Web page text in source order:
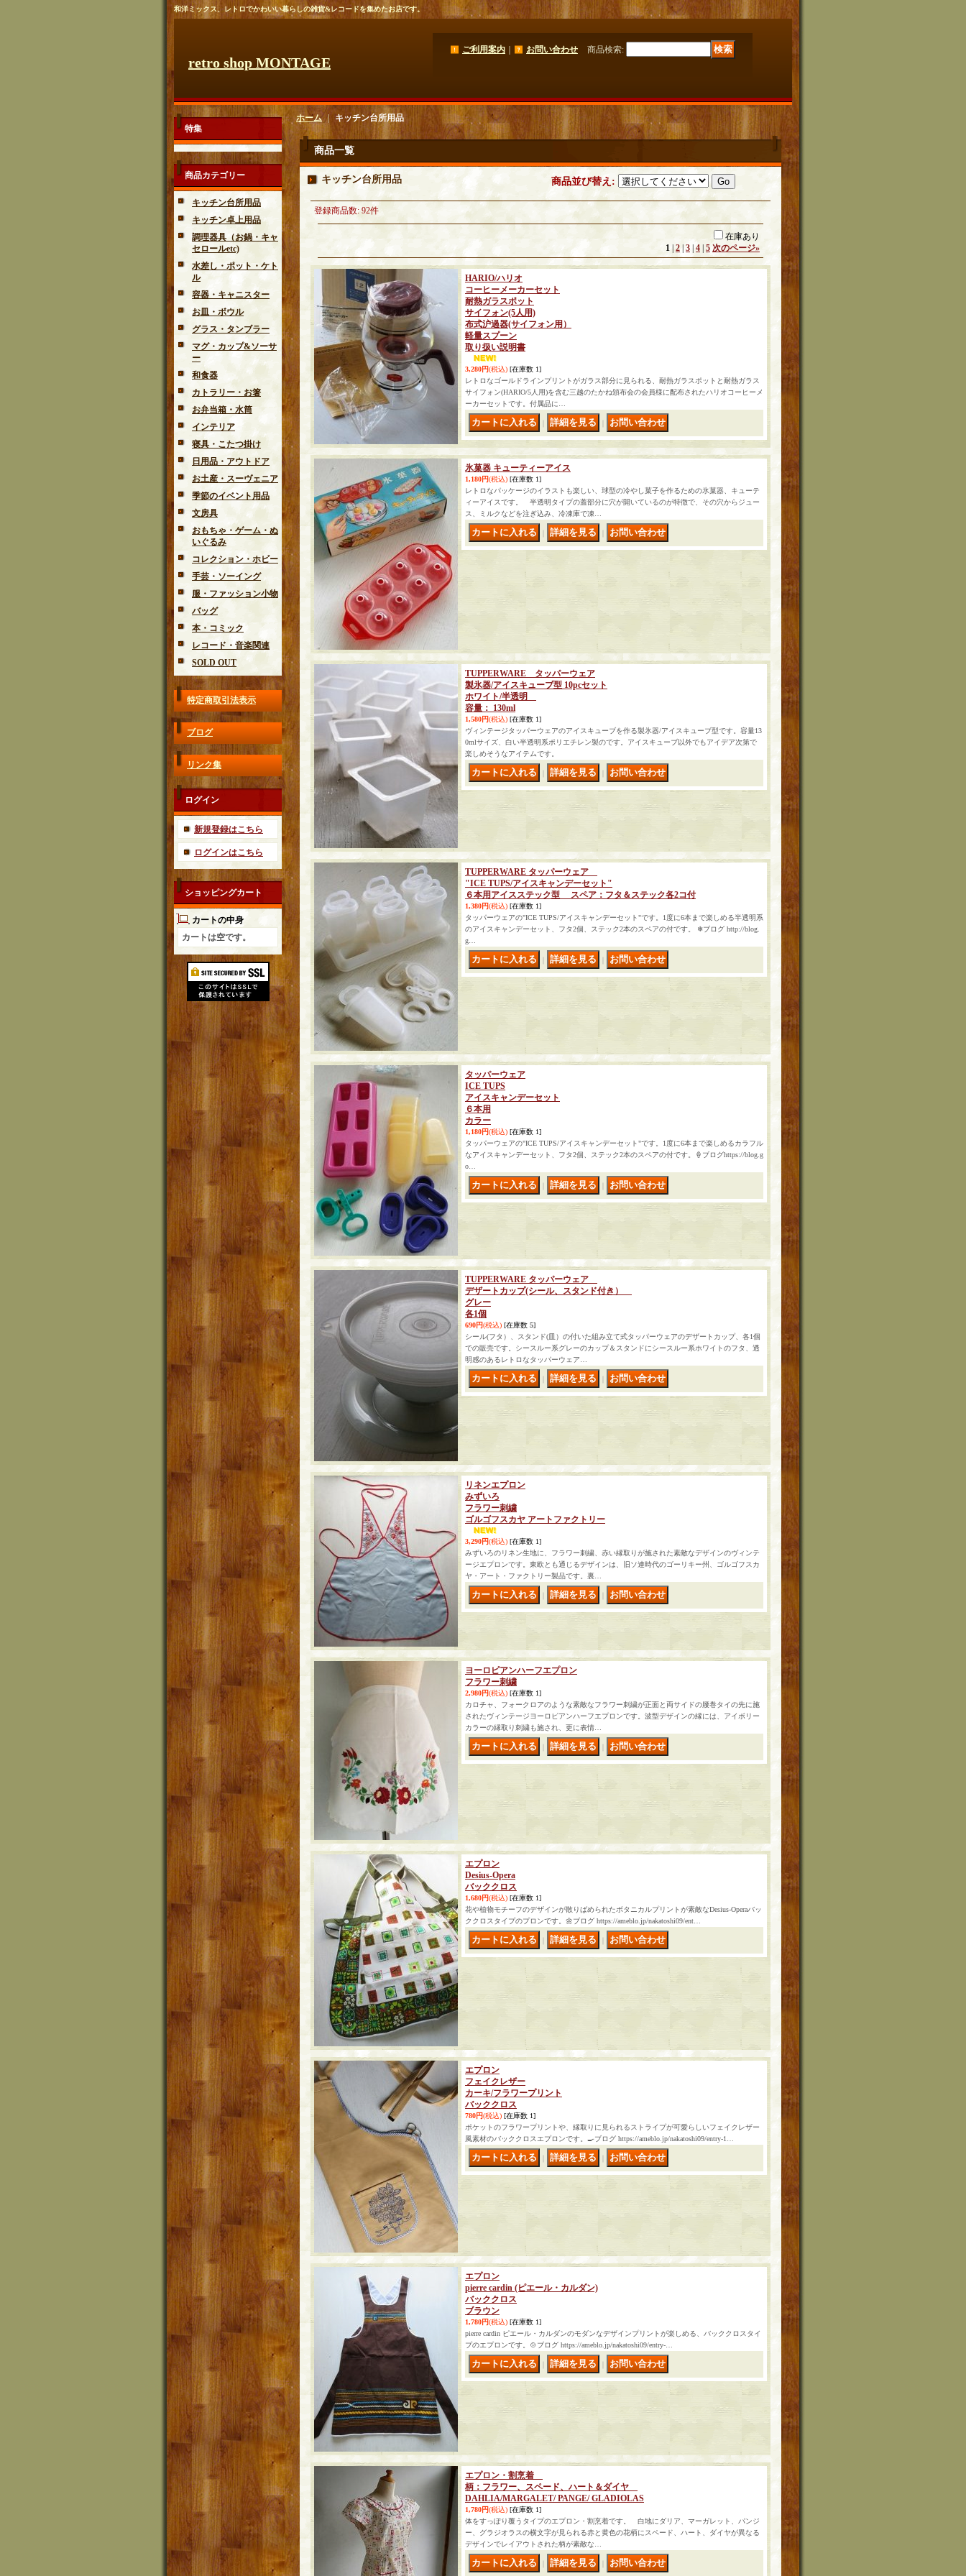
和洋ミックス、レトロでかわいい暮らしの雑貨&レコードを集めたお店です。
retro shop MONTAGE
ご利用案内 お問い合わせ 商品検索:
特集
商品カテゴリー
キッチン台所用品
キッチン卓上用品
調理器具（お鍋・キャ
セロールetc)
水差し・ポット・ケト
ル
容器・キャニスター
お皿・ボウル
グラス・タンブラー
マグ・カップ&ソーサ
ー
和食器
カトラリー・お箸
お弁当箱・水筒
インテリア
寝具・こたつ掛け
日用品・アウトドア
お土産・スーヴェニア
季節のイベント用品
文房具
おもちゃ・ゲーム・ぬ
いぐるみ
コレクション・ホビー
手芸・ソーイング
服・ファッション小物
バッグ
本・コミック
レコード・音楽関連
SOLD OUT
特定商取引法表示
ブログ
リンク集
ログイン
新規登録はこちら
ログインはこちら
ショッピングカート
カートの中身
カートは空です。
ホーム｜ キッチン台所用品
商品一覧
キッチン台所用品 商品並び替え :
登録商品数:92件
在庫あり
1 2 3 4 5 次のページ»
HARIO/ハリオ
コーヒーメーカーセット
耐熱ガラスポット
サイフォン(5人用)
布式沪過器(サイフォン用）
軽量スプーン
取り扱い説明書
3,280円(税込) [在庫数 1]
レトロなゴールドラインプリントがガラス部分に見られる、耐熱ガラスポットと耐熱ガラス
サイフォン(HARIO/5人用)を含む三越のたかね頒布会の会員様に配布されたハリオコーヒーメ
ーカーセットです。付属品に…
氷菓器 キューティーアイス
1,180円(税込) [在庫数 1]
レトロなパッケージのイラストも楽しい、球型の冷やし菓子を作るための氷菓器、キューテ
ィーアイスです。 半透明タイプの蓋部分に穴が開いているのが特徴で、その穴からジュー
ス、ミルクなどを注ぎ込み、冷凍庫で凍…
TUPPERWARE タッパーウェア
製氷器/アイスキューブ型 10pcセット
ホワイト/半透明
容量： 130ml
1,580円(税込) [在庫数 1]
ヴィンテージタッパーウェアのアイスキューブを作る製氷器/アイスキューブ型です。容量13
0mlサイズ、白い半透明系ポリエチレン製のです。アイスキューブ以外でもアイデア次第で
楽しめそうなアイテムです。
TUPPERWARE タッパーウェア
"ICE TUPS/アイスキャンデーセット"
６本用アイスステック型 スペア：フタ＆ステック各2コ付
1,380円(税込) [在庫数 1]
タッパーウェアの"ICE TUPS/アイスキャンデーセット"です。1度に6本まで楽しめる半透明系
のアイスキャンデーセット、フタ2個、ステック2本のスペアの付です。 ❄ブログ http://blog.
g…
タッパーウェア
ICE TUPS
アイスキャンデーセット
６本用
カラー
1,180円(税込) [在庫数 1]
タッパーウェアの"ICE TUPS/アイスキャンデーセット"です。1度に6本まで楽しめるカラフル
なアイスキャンデーセット、フタ2個、ステック2本のスペアの付です。🍦ブログhttps://blog.g
o…
TUPPERWARE タッパーウェア
デザートカップ(シール、スタンド付き）
グレー
各1個
690円(税込) [在庫数 5]
シール(フタ）、スタンド(皿）の付いた組み立て式タッパーウェアのデザートカップ、各1個
での販売です。シースルー系グレーのカップ＆スタンドにシースルー系ホワイトのフタ、透
明感のあるレトロなタッパーウェア…
リネンエプロン
みずいろ
フラワー刺繍
ゴルゴフスカヤ アートファクトリー
3,290円(税込) [在庫数 1]
みずいろのリネン生地に、フラワー刺繍、赤い縁取りが施された素敵なデザインのヴィンテ
ージエプロンです。東欧とも通じるデザインは、旧ソ連時代のゴーリキー州、ゴルゴフスカ
ヤ・アート・ファクトリー製品です。裏…
ヨーロピアンハーフエプロン
フラワー刺繍
2,980円(税込) [在庫数 1]
カロチャ、フォークロアのような素敵なフラワー刺繍が正面と両サイドの腰巻タイの先に施
されたヴィンテージヨーロピアンハーフエプロンです。波型デザインの縁には、アイボリー
カラーの縁取り刺繍も施され、更に表情…
エプロン
Desius-Opera
バッククロス
1,680円(税込) [在庫数 1]
花や植物モチーフのデザインが散りばめられたボタニカルプリントが素敵なDesius-Operaバッ
ククロスタイプのプロンです。🌼ブログ https://ameblo.jp/nakatoshi09/ent…
エプロン
フェイクレザー
カーキ/フラワープリント
バッククロス
780円(税込) [在庫数 1]
ポケットのフラワープリントや、縁取りに見られるストライプが可愛らしいフェイクレザー
風素材のバッククロスエプロンです。🍳ブログ https://ameblo.jp/nakatoshi09/entry-1…
エプロン
pierre cardin (ピエール・カルダン)
バッククロス
ブラウン
1,780円(税込) [在庫数 1]
pierre cardin ピエール・カルダンのモダンなデザインプリントが楽しめる、バッククロスタイ
プのエプロンです。🍲ブログ https://ameblo.jp/nakatoshi09/entry-…
エプロン・割烹着
柄：フラワー、スペード、ハート＆ダイヤ
DAHLIA/MARGALET/ PANGE/ GLADIOLAS
1,780円(税込) [在庫数 1]
体をすっぽり覆うタイプのエプロン・割烹着です。 白地にダリア、マーガレット、パンジ
ー、グラジオラスの横文字が見られる赤と黄色の花柄にスペード、ハート、ダイヤが異なる
デザインでレイアウトされた柄が素敵な…